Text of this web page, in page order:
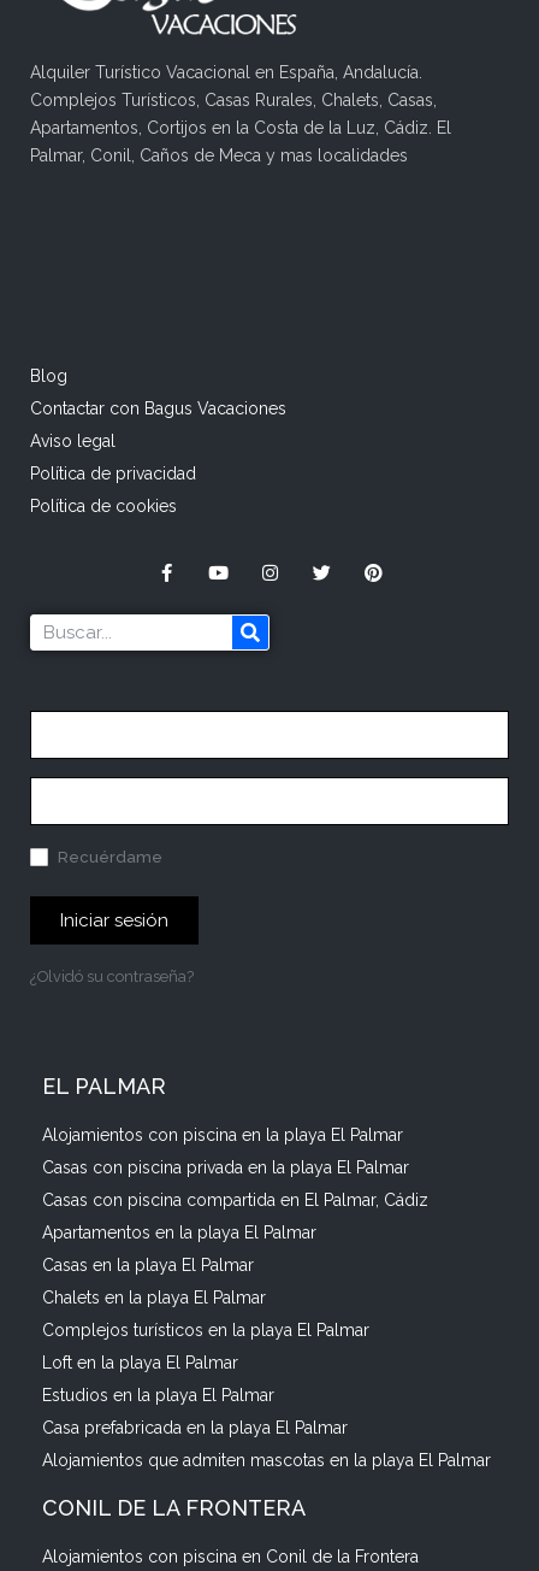
Alquiler Turístico Vacacional en España, Andalucía.
Complejos Turísticos, Casas Rurales, Chalets, Casas,
Apartamentos, Cortijos en la Costa de la Luz, Cádiz. El
Palmar, Conil, Caños de Meca y mas localidades
Blog
Contactar con Bagus Vacaciones
Aviso legal
Política de privacidad
Política de cookies
Recuérdame
Iniciar sesión
¿Olvidó su contraseña?
EL PALMAR
Alojamientos con piscina en la playa El Palmar
Casas con piscina privada en la playa El Palmar
Casas con piscina compartida en El Palmar, Cádiz
Apartamentos en la playa El Palmar
Casas en la playa El Palmar
Chalets en la playa El Palmar
Complejos turísticos en la playa El Palmar
Loft en la playa El Palmar
Estudios en la playa El Palmar
Casa prefabricada en la playa El Palmar
Alojamientos que admiten mascotas en la playa El Palmar
CONIL DE LA FRONTERA
Alojamientos con piscina en Conil de la Frontera